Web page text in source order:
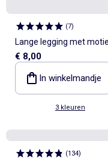
(7)
Lange legging met
€ 8,00
In winkelmandje
3 kleuren
(134)